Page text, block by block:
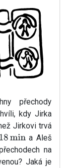
přechody
kdy Jirka
Jirkovi trvá
min
a Aleš
na
Jaká je